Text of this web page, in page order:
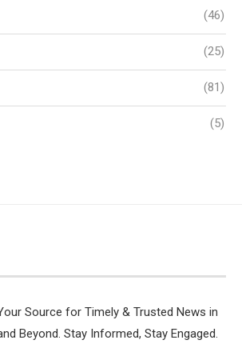
(46)
(25)
(81)
(5)
Source for Timely & Trusted News in
Beyond. Stay Informed, Stay Engaged.